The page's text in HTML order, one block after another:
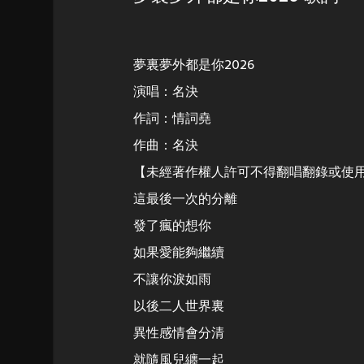
夢裏夢外都是你2026
演唱：名決
作詞：情詞堯
作曲：名決
【未經著作權人許可不得翻唱翻錄或使
這最後一次的分離
發了瘋的想你
如果愛能夠繼續
不讓你淚如雨
以後二人世界裏
異性感情會分清
就隨風兒纏一起